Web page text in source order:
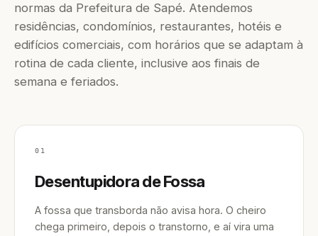
normas da Prefeitura de Sapé. Atendemos
residências, condomínios, restaurantes, hotéis e
edifícios comerciais, com horários que se adaptam à
rotina de cada cliente, inclusive aos finais de
semana e feriados.
01
Desentupidora de Fossa
A fossa que transborda não avisa hora. O cheiro
chega primeiro, depois o transtorno, e aí vira uma